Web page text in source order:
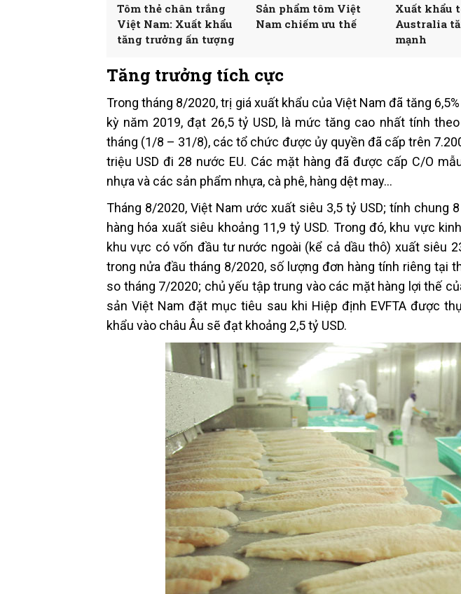
Tôm thẻ chân trắng
Việt Nam: Xuất khẩu
tăng trưởng ấn tượng
Sản phẩm tôm Việt
Nam chiếm ưu thế
Xuất khẩu
Australia
mạnh
Tăng trưởng tích cực
Trong tháng 8/2020, trị giá xuất khẩu của Việt Nam đã tăng
kỳ năm 2019, đạt 26,5 tỷ USD, là mức tăng cao nhất tính
tháng (1/8 – 31/8), các tổ chức được ủy quyền đã cấp trên
triệu USD đi 28 nước EU. Các mặt hàng đã được cấp C/O
nhựa và các sản phẩm nhựa, cà phê, hàng dệt may…
Tháng 8/2020, Việt Nam ước xuất siêu 3,5 tỷ USD; tính chung
hàng hóa xuất siêu khoảng 11,9 tỷ USD. Trong đó, khu vực
khu vực có vốn đầu tư nước ngoài (kể cả dầu thô) xuất siêu
trong nửa đầu tháng 8/2020, số lượng đơn hàng tính riêng tại
so tháng 7/2020; chủ yếu tập trung vào các mặt hàng lợi thế
sản Việt Nam đặt mục tiêu sau khi Hiệp định EVFTA được
khẩu vào châu Âu sẽ đạt khoảng 2,5 tỷ USD.